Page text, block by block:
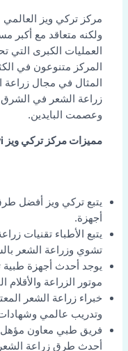
مركز تركي ويز
ولكنه متعاقد مع أكبر
العمليات الكبرى التي
المركز متنوعون في
المثال في مجال زراعة
زراعة الشعر في الشرق
وعصمت البايدين.
مميزات مركز تركي ويز turkeywi لزراعة الشعر في تركيا
يتبع تركي ويز أفضل
أجهزة.
يتبع الأطباء تقنيات
تشوي وزراعة الشعر
يوجد أحدث أجهزة طبية
موتور الزراعة
خبراء زراعة الشعر
وتدريب عالمي
فريق طبي معاون مؤهل
أحدث طرق زراعة